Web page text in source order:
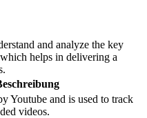
and analyze the key
helps in delivering a
Youtube and is used to track
videos.